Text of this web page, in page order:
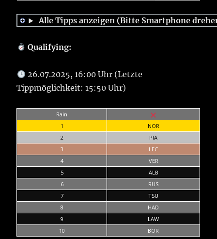
Alle Tipps anzeigen (Bitte Smartphone
Qualifying:
26.07.2025, 16:00 Uhr (Letzte
Tippmöglichkeit: 15:50 Uhr)
Rain
1
NOR
2
PIA
3
LEC
4
VER
5
ALB
6
RUS
7
TSU
8
HAD
9
LAW
10
BOR